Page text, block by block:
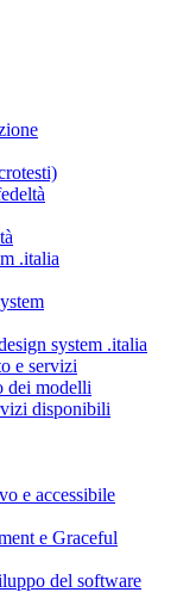
.italia
system .italia
e servizi
dei modelli
disponibili
e accessibile
e Graceful
del software